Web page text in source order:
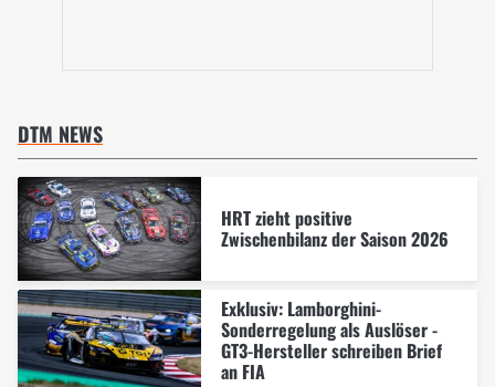
DTM NEWS
HRT zieht positive
Zwischenbilanz der Saison 2026
Exklusiv: Lamborghini-
Sonderregelung als Auslöser -
GT3-Hersteller schreiben Brief
an FIA